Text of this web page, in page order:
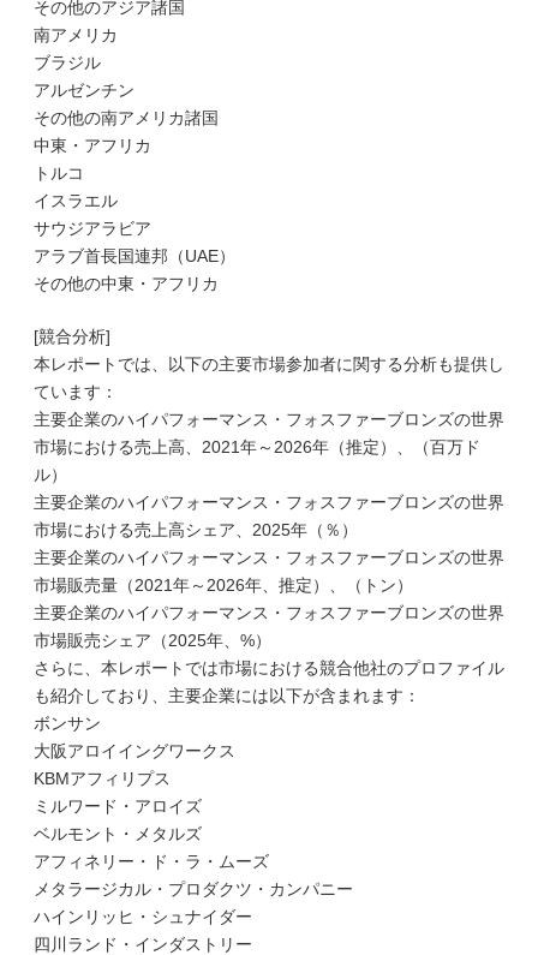
その他のアジア諸国
南アメリカ
ブラジル
アルゼンチン
その他の南アメリカ諸国
中東・アフリカ
トルコ
イスラエル
サウジアラビア
アラブ首長国連邦（UAE）
その他の中東・アフリカ
[競合分析]
本レポートでは、以下の主要市場参加者に関する分析も提供し
ています：
主要企業のハイパフォーマンス・フォスファーブロンズの世界
市場における売上高、2021年～2026年（推定）、（百万ド
ル）
主要企業のハイパフォーマンス・フォスファーブロンズの世界
市場における売上高シェア、2025年（％）
主要企業のハイパフォーマンス・フォスファーブロンズの世界
市場販売量（2021年～2026年、推定）、（トン）
主要企業のハイパフォーマンス・フォスファーブロンズの世界
市場販売シェア（2025年、%）
さらに、本レポートでは市場における競合他社のプロファイル
も紹介しており、主要企業には以下が含まれます：
ボンサン
大阪アロイイングワークス
KBMアフィリプス
ミルワード・アロイズ
ベルモント・メタルズ
アフィネリー・ド・ラ・ムーズ
メタラージカル・プロダクツ・カンパニー
ハインリッヒ・シュナイダー
四川ランド・インダストリー